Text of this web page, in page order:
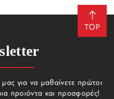
TOP
για να μαθαίνετε πρώτοι
προιόντα και προσφορές!